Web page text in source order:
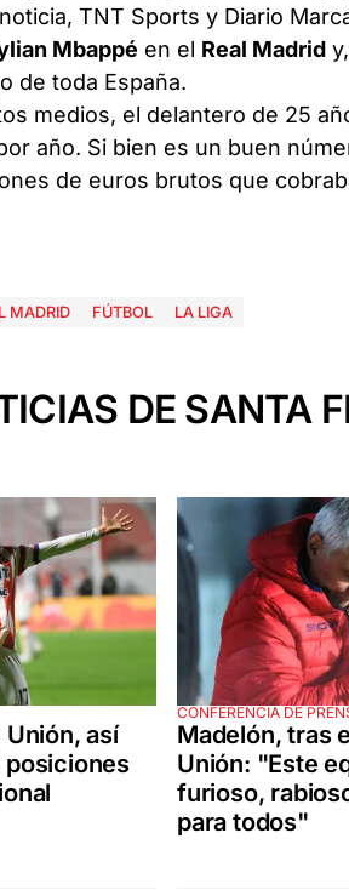
TNT Sports y Diario
Mbappé en el Real Madrid
de toda España.
medios, el delantero de 25
año. Si bien es un buen
de euros brutos que
MADRID FÚTBOL LA LIGA
DE SANTA
así
posiciones
CONFERENCIA DE
Madelón, tras
Unión: "Este
furioso,
para todos"